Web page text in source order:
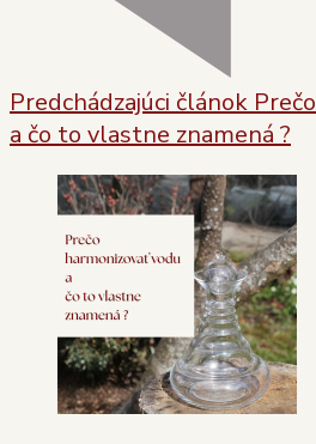
Predchádzajúci článok
a čo to vlastne znamená ?